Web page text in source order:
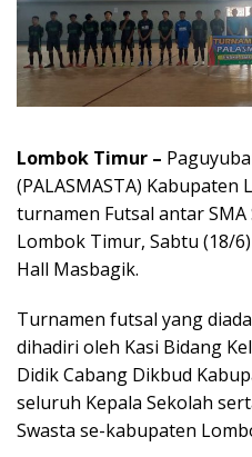
Lombok Timur –
(PALASMASTA)
turnamen Futsal antar
Lombok Timur, Sabtu (18/
Hall Masbagik.
Turnamen futsal yang
dihadiri oleh Kasi Bidang
Didik Cabang Dikbud
seluruh Kepala Sekolah
Swasta se-kabupaten